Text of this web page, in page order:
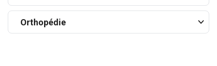
Orthopédie